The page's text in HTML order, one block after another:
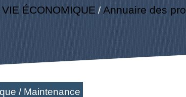
VIE ÉCONOMIQUE/Annuaire des
/ Maintenance